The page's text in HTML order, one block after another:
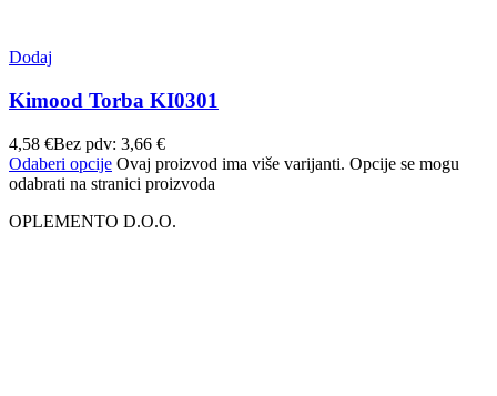
Dodaj
Kimood Torba KI0301
4,58 €Bez pdv: 3,66 €
Odaberi opcije Ovaj proizvod ima više varijanti. Opcije se mogu
odabrati na stranici proizvoda
OPLEMENTO D.O.O.